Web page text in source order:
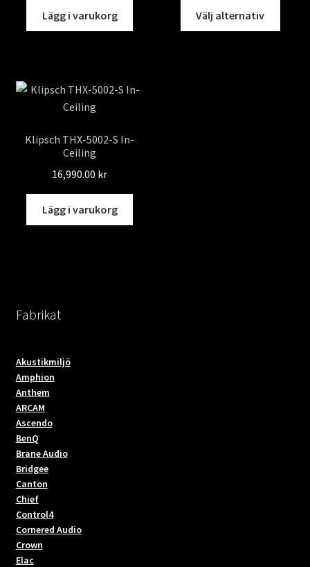
Lägg i varukorg Välj alternativ
Klipsch THX-5002-S In-
Ceiling
16,990.00 kr
Lägg i varukorg
Fabrikat
Akustikmiljö
Amphion
Anthem
ARCAM
Ascendo
BenQ
Brane Audio
Bridgee
Canton
Chief
Control4
Cornered Audio
Crown
Elac